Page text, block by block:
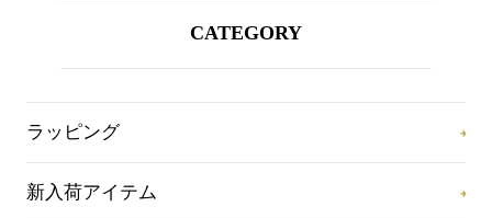
CATEGORY
ラッピング
新入荷アイテム